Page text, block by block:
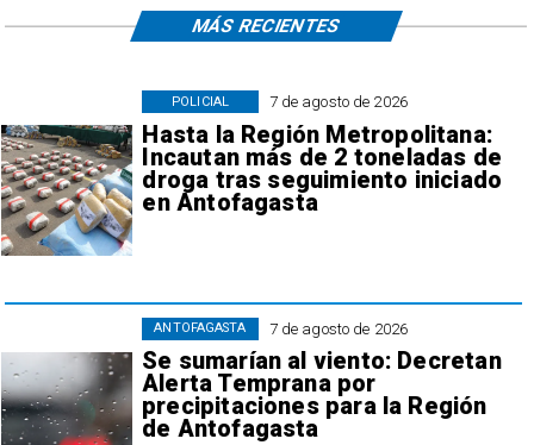
7 de agosto de 2026
Hasta la Región Metropolitana:
Incautan más de 2 toneladas de
droga tras seguimiento iniciado
en Antofagasta
POLICIAL
7 de agosto de 2026
Se sumarían al viento: Decretan
Alerta Temprana por
precipitaciones para la Región
de Antofagasta
ANTOFAGASTA
MÁS RECIENTES